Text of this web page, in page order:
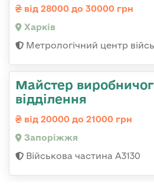
від 28000 до 30000 грн
Харків
Метрологічний центр
Майстер
відділення
від 20000 до 21000 грн
Запоріжжя
Військова частина А3130